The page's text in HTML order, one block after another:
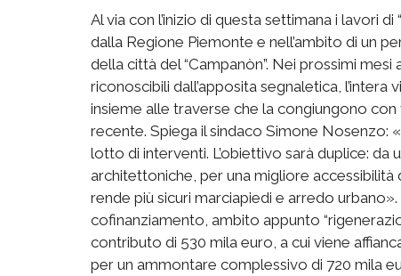
Al via con l’inizio di questa settimana i lavori
dalla Regione Piemonte e nell’ambito di un
della città del “Campanòn”. Nei prossimi
riconoscibili dall’apposita segnaletica,
insieme alle traverse che la congiungono
recente. Spiega il sindaco Simone Nosenzo:
lotto di interventi. L’obiettivo sarà duplice: da
architettoniche, per una migliore accessibilità
rende più sicuri marciapiedi e arredo
cofinanziamento, ambito appunto
contributo di 530 mila euro, a cui viene
per un ammontare complessivo di 720 mila